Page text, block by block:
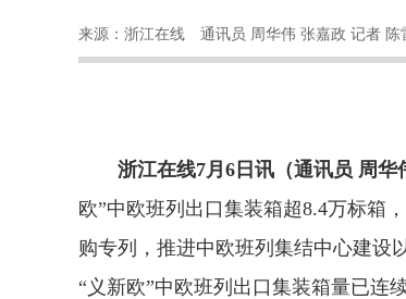
来源：浙江在线 通讯员 周华伟 张嘉政 记者 陈
浙江在线7月6日讯（通讯员 周华
欧”中欧班列出口集装箱超8.4万标箱
购专列，推进中欧班列集结中心建设
“义新欧”中欧班列出口集装箱量已连